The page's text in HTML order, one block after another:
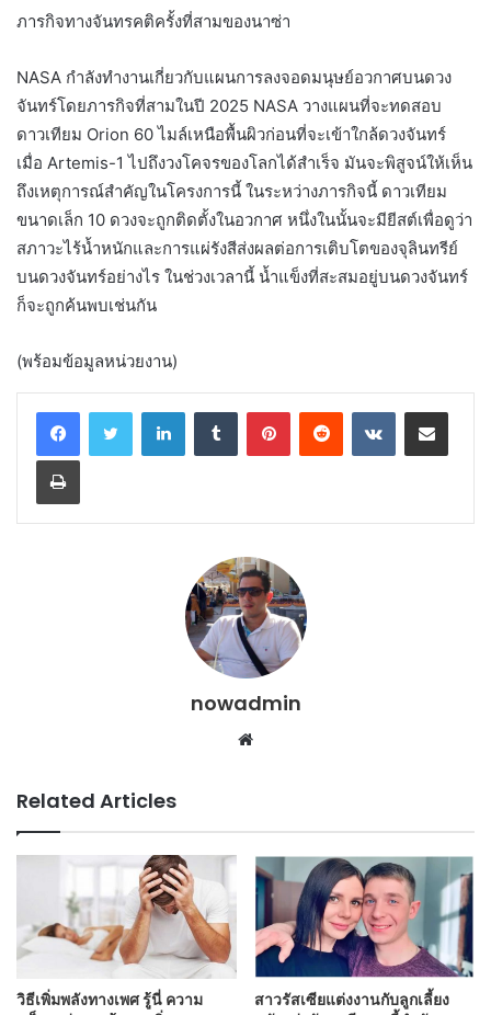
ภารกิจทางจันทรคติครั้งที่สามของนาซ่า
NASA กำลังทำงานเกี่ยวกับแผนการลงจอดมนุษย์อวกาศบนดวง
จันทร์โดยภารกิจที่สามในปี 2025 NASA วางแผนที่จะทดสอบ
ดาวเทียม Orion 60 ไมล์เหนือพื้นผิวก่อนที่จะเข้าใกล้ดวงจันทร์
เมื่อ Artemis-1 ไปถึงวงโคจรของโลกได้สำเร็จ มันจะพิสูจน์ให้เห็น
ถึงเหตุการณ์สำคัญในโครงการนี้ ในระหว่างภารกิจนี้ ดาวเทียม
ขนาดเล็ก 10 ดวงจะถูกติดตั้งในอวกาศ หนึ่งในนั้นจะมียีสต์เพื่อดูว่า
สภาวะไร้น้ำหนักและการแผ่รังสีส่งผลต่อการเติบโตของจุลินทรีย์
บนดวงจันทร์อย่างไร ในช่วงเวลานี้ น้ำแข็งที่สะสมอยู่บนดวงจันทร์
ก็จะถูกค้นพบเช่นกัน
(พร้อมข้อมูลหน่วยงาน)
LinkedInTumblr PinterestReddit VKontakteShare via Email
Print
nowadmin
Website
Related Articles
วิธีเพิ่มพลังทางเพศ รู้นี่ ความ
สาวรัสเซียแต่งงานกับลูกเลี้ยง